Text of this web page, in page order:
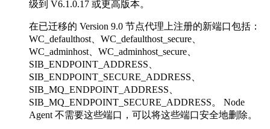
级到 V6.1.0.17 或更高版本。
在已迁移的 Version 9.0 节点代理上注册的新端口包括：
WC_defaulthost、WC_defaulthost_secure、
WC_adminhost、WC_adminhost_secure、
SIB_ENDPOINT_ADDRESS、
SIB_ENDPOINT_SECURE_ADDRESS、
SIB_MQ_ENDPOINT_ADDRESS、
SIB_MQ_ENDPOINT_SECURE_ADDRESS。 Node
Agent 不需要这些端口，可以将这些端口安全地删除。